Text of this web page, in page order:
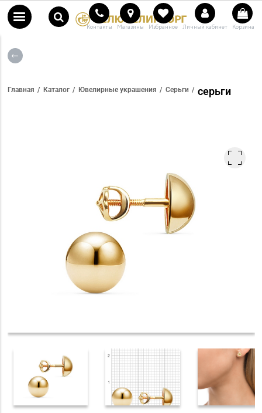
Контакты Магазины Избранное Личный кабинет Корзина
Главная Каталог Ювелирные украшения Серьги серьги